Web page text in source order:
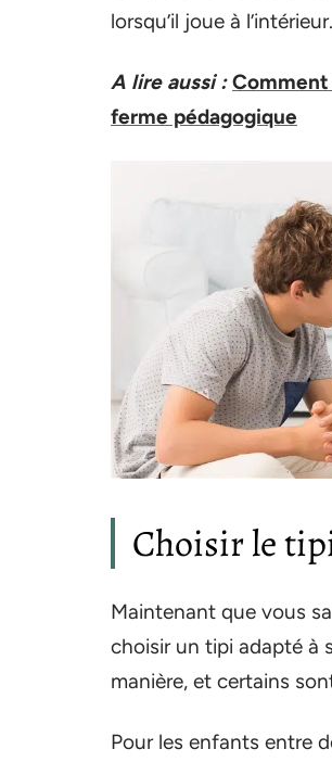
lorsqu’il joue à l’intérieur.
A lire aussi :
ferme pédagogique
Choisir le
Maintenant que vous
choisir un tipi adapté à
manière, et certains
Pour les enfants entre